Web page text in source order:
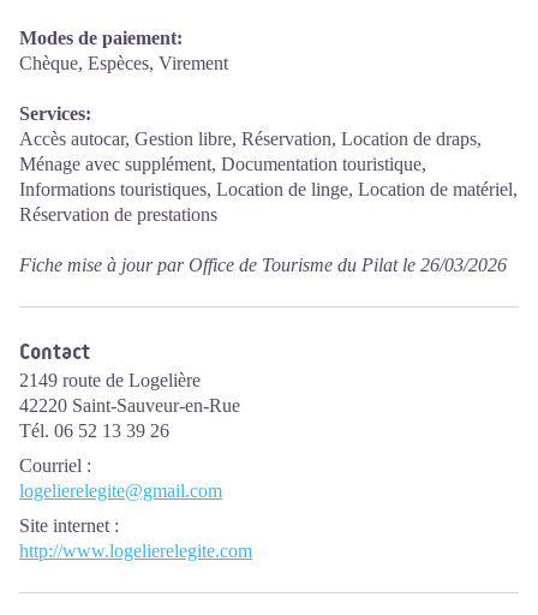
Modes de paiement:
Chèque, Espèces, Virement
Services:
Accès autocar, Gestion libre, Réservation, Location de draps,
Ménage avec supplément, Documentation touristique,
Informations touristiques, Location de linge, Location de matériel,
Réservation de prestations
Fiche mise à jour par Office de Tourisme du Pilat le 26/03/2026
Contact
2149 route de Logelière
42220 Saint-Sauveur-en-Rue
Tél. 06 52 13 39 26
Courriel :
logelierelegite@gmail.com
Site internet :
http://www.logelierelegite.com